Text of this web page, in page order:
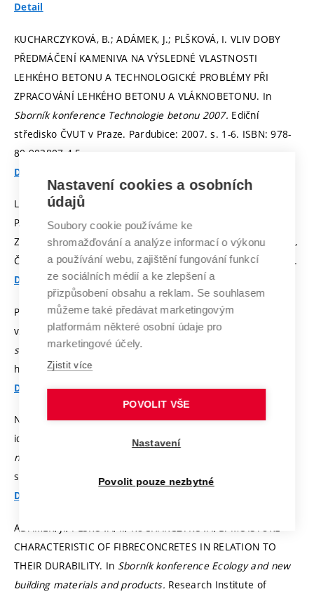
Detail
KUCHARCZYKOVÁ, B.; ADÁMEK, J.; PLŠKOVÁ, I. VLIV DOBY
PŘEDMÁČENÍ KAMENIVA NA VÝSLEDNÉ VLASTNOSTI
LEHKÉHO BETONU A TECHNOLOGICKÉ PROBLÉMY PŘI
ZPRACOVÁNÍ LEHKÉHO BETONU A VLÁKNOBETONU. In
Sborník konference Technologie betonu 2007. Ediční
středisko ČVUT v Praze. Pardubice: 2007.s. 1-6. ISBN: 978-
80-903807-4-5.
Detail
LEHKÝ, D.; BRDEČKO, L. STANOVENÍ MATERIÁLOVÝCH
PARAMETRŮ RŮZNÝCH BETONŮ PRO SIMULACI LOMOVÉ
ZKOUŠKY. InEkologie a nové stavební hmoty a výrobky.
Telč,
Česká republika: 2010.s. 320-326. ISBN: 978-80-87397-02-2.
Detail
POSPÍCHAL, O.; KUCHARCZYKOVÁ, B.; MISÁK, P. Stanovení
vzlínavosti anorganických kompozitů. InEkologie a nové
stavební hmoty a výrobky.Telč: Výzkumný ústav stavebních
hmot, a. s., 2010.
Detail
NOVÁK, D. Modelování vláknobetonu: experiment -
identifikace - nelineární analýza - sploehlivost. In
nové stavební hmoty a výrobky.
s. 405-409.
ISBN: 80-239-7146-8.
Detail
ADÁMEK, J.; PLŠKOVÁ, I.; KUCHARCZYKOVÁ, B. MOISTURE
CHARACTERISTIC OF FIBRECONCRETES IN RELATION TO
THEIR DURABILITY. In Sborník konference Ecology and new
building materials and products. Research Institute of
Nastavení cookies a osobních
údajů
Soubory cookie používáme ke
shromažďování a analýze informací o výkonu
a používání webu, zajištění fungování funkcí
ze sociálních médií a ke zlepšení a
přizpůsobení obsahu a reklam. Se souhlasem
můžeme také předávat marketingovým
platformám některé osobní údaje pro
marketingové účely.
Zjistit více
POVOLIT VŠE
Nastavení
Povolit pouze nezbytné